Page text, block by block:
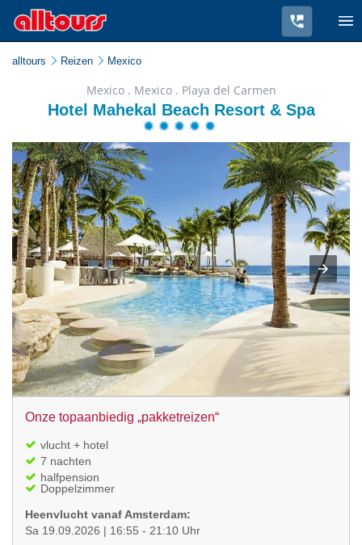
alltours Reizen Mexico
Mexico . Mexico . Playa del Carmen
Hotel Mahekal Beach Resort & Spa
Onze topaanbiedig „pakketreizen“
vlucht + hotel
7 nachten
halfpension
Doppelzimmer
Heenvlucht vanaf Amsterdam:
Sa 19.09.2026 | 16:55 - 21:10 Uhr